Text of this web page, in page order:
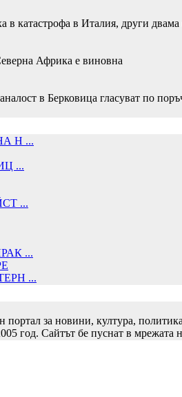
катастрофа в Италия, други
Африка е виновна
в Берковица гласуват по
Н ...
...
...
...
...
за новини, култура,
год. Сайтът бе пуснат в мрежата